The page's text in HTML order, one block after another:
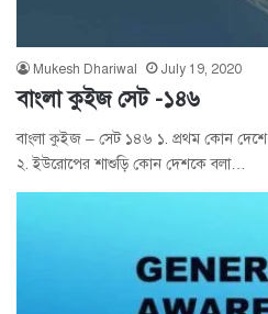
Mukesh Dhariwal July 19, 2020
বাংলা কুইজ সেট -১৪৬
বাংলা কুইজ – সেট ১৪৬ ১. প্রথম কোন দেশে
২. ইউরোপের শাশুড়ি কোন দেশকে বলা…